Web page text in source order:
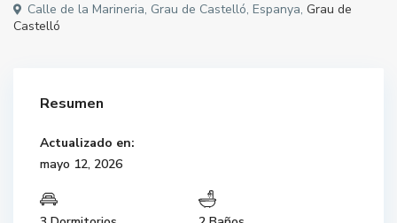
Calle de la Marineria, Grau de Castelló, Espanya, Grau de
Castelló
Resumen
Actualizado en:
mayo 12, 2026